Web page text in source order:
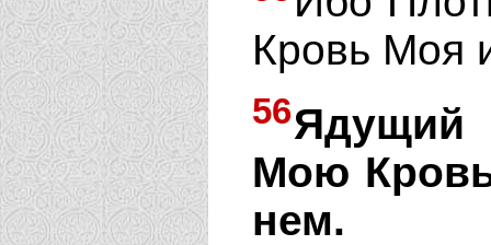
Кровь Моя
56
Мою
нем.